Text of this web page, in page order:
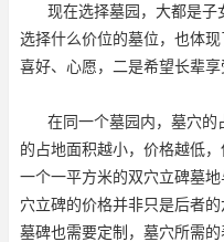
现在选择墓园，大都是子
选择什么价位的墓位，也体
喜好、心愿，二是希望长辈
在同一个墓园内，墓穴的
的占地面积越小，价格越低
一个一平方米的双穴立碑墓
穴立碑的价格并非只是后者
墓碑也需要定制，墓穴所需